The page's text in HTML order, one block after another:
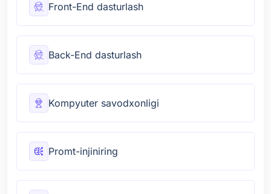
Front-End dasturlash
Back-End dasturlash
Kompyuter savodxonligi
Promt-injiniring